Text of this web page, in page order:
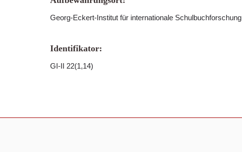
Georg-Eckert-Institut für internationale Schulbuchforschung
Identifikator:
GI-II 22(1,14)